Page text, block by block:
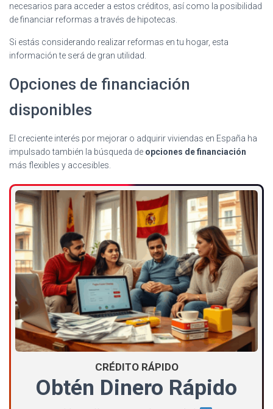
necesarios para acceder a estos créditos, así como la posibilidad
de financiar reformas a través de hipotecas.
Si estás considerando realizar reformas en tu hogar, esta
información te será de gran utilidad.
Opciones de financiación
disponibles
El creciente interés por mejorar o adquirir viviendas en España ha
impulsado también la búsqueda de opciones de financiación
más flexibles y accesibles.
CRÉDITO RÁPIDO
Obtén Dinero Rápido